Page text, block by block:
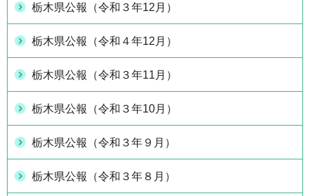
栃木県公報（令和３年12月）
栃木県公報（令和４年12月）
栃木県公報（令和３年11月）
栃木県公報（令和３年10月）
栃木県公報（令和３年９月）
栃木県公報（令和３年８月）